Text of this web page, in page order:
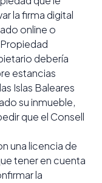
la firma digital
online o
debería
estancias
Islas Baleares
su inmueble,
que el Consell
una licencia de
tener en cuenta
la